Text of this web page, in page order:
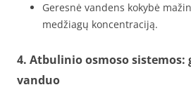
Geresnė vandens kokybė
medžiagų koncentraciją.
4. Atbulinio osmoso sistemos:
vanduo